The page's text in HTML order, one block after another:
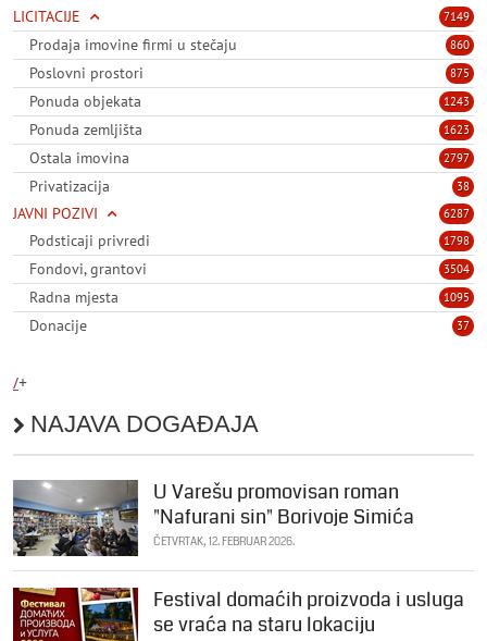
7149
LICITACIJE
860
Prodaja imovine firmi u stečaju
875
Poslovni prostori
1243
Ponuda objekata
1623
Ponuda zemljišta
2797
Ostala imovina
38
Privatizacija
6287
JAVNI POZIVI
1798
Podsticaji privredi
3504
Fondovi, grantovi
1095
Radna mjesta
37
Donacije
/+
NAJAVA DOGAĐAJA
U Varešu promovisan roman
"Nafurani sin" Borivoje Simića
ČETVRTAK, 12. FEBRUAR 2026.
Festival domaćih proizvoda i usluga
se vraća na staru lokaciju